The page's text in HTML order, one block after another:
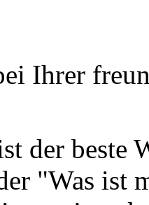
Ihrer
der beste
"Was ist